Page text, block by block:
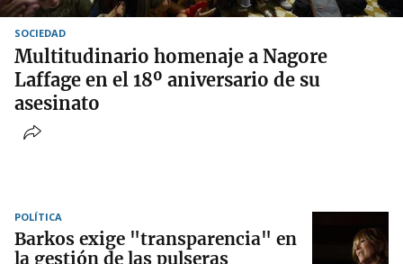
SOCIEDAD
Multitudinario homenaje a Nagore
Laffage en el 18º aniversario de su
asesinato
POLÍTICA
Barkos exige "transparencia" en
la gestión de las pulseras